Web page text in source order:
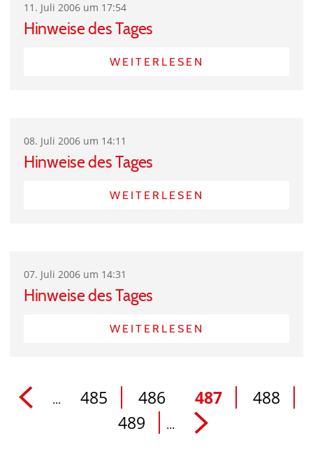
11. Juli 2006 um 17:54
Hinweise des Tages
WEITERLESEN
08. Juli 2006 um 14:11
Hinweise des Tages
WEITERLESEN
07. Juli 2006 um 14:31
Hinweise des Tages
WEITERLESEN
... 485 486 487
488
489
...